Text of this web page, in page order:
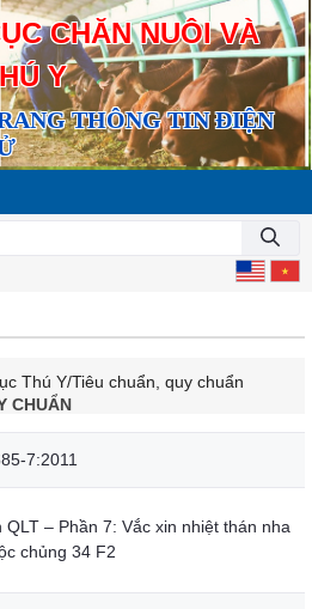
CHĂN NUÔI VÀ
Y
THÔNG TIN ĐIỆN
Thú Y/Tiêu chuẩn, quy chuẩn
CHUẨN
7:2011
QLT – Phần 7: Vắc xin nhiệt thán nha
chủng 34 F2